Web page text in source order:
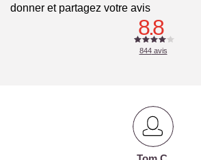
donner et partagez votre avis
8.8
844avis